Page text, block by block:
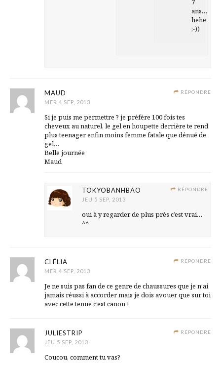
ans…
hehe
;-))
RÉPONDRE
MAUD
MER 4 SEP, 2013
Si je puis me permettre ? je préfère 100 fois tes
cheveux au naturel, le gel en houpette derrière te rend
plus teenager enfin moins femme fatale que dénué de
gel…
Belle journée
Maud
RÉPONDRE
TOKYOBANHBAO
JEU 5 SEP, 2013
oui à y regarder de plus près c’est vrai…
^^
RÉPONDRE
CLÉLIA
MER 4 SEP, 2013
Je ne suis pas fan de ce genre de chaussures que je n’ai
jamais réussi à accorder mais je dois avouer que sur toi
avec cette tenue c’est canon !
RÉPONDRE
JULIESTRIP
JEU 5 SEP, 2013
Coucou, comment tu vas?